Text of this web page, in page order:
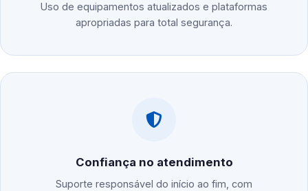
Uso de equipamentos atualizados e plataformas
apropriadas para total segurança.
Confiança no atendimento
Suporte responsável do início ao fim, com